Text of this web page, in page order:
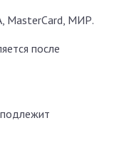
MasterCard, МИР.
после